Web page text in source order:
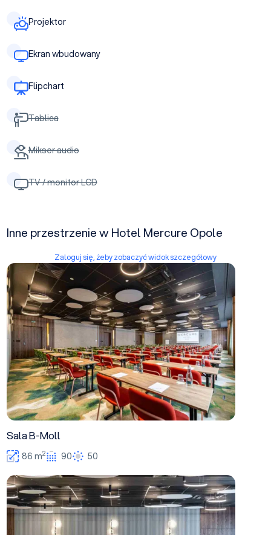
Projektor
Ekran wbudowany
Flipchart
Tablica
Mikser audio
TV / monitor LCD
Inne przestrzenie w Hotel Mercure Opole
Zaloguj się, żeby zobaczyć widok szczegółowy
Sala B-Moll
Sala B-Moll
86 m2 90 50
Sala C-Moll